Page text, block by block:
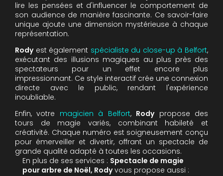
lire les pensées et d'influencer le comportement de
son audience de manière fascinante. Ce savoir-faire
unique ajoute une dimension mystérieuse à chaque
représentation.
Rodyest également spécialiste du close-up à Belfort,
exécutant des illusions magiques au plus près des
spectateurs pour un effet encore plus
impressionnant. Ce style interactif crée une connexion
directe avec le public, rendant l'expérience
inoubliable.
Enfin, votre magicien à Belfort, Rodypropose des
tours de magie variés, combinant habileté et
créativité. Chaque numéro est soigneusement conçu
pour émerveiller et divertir, offrant un spectacle de
grande qualité adapté à toutes les occasions.
En plus de ses services : Spectacle de magie
pour arbre de Noël, Rodyvous propose aussi :